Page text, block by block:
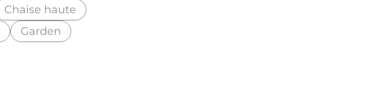
Chaise haute
Garden